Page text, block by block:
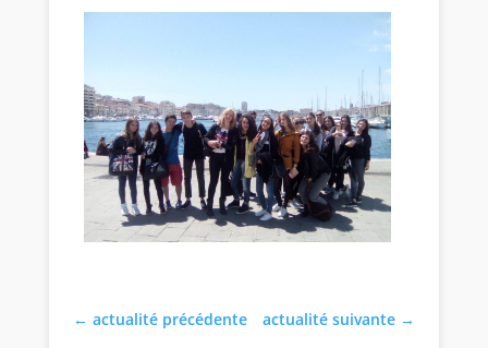
←actualité précédente actualité suivante→